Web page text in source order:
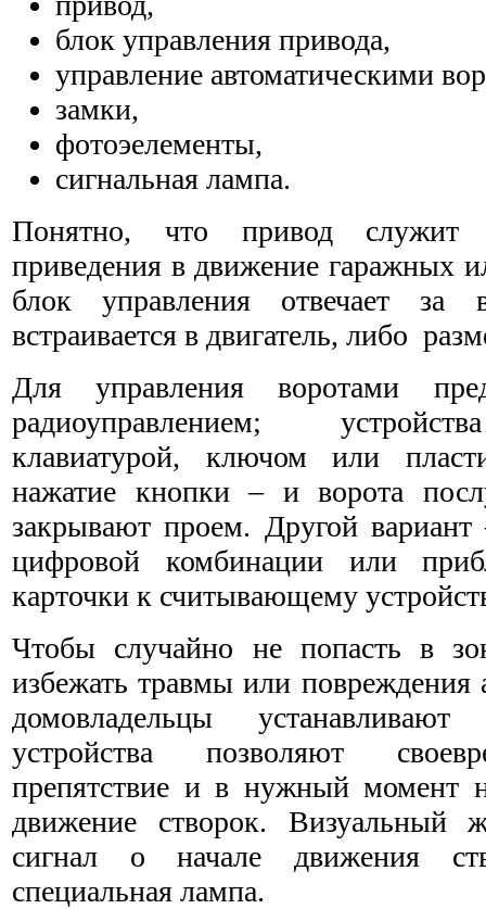
блок управления привода,
управление автоматическими
замки,
фотоэелементы,
сигнальная лампа.
Понятно, что привод служит
приведения в движение гаражных
блок управления отвечает
встраивается в двигатель, либо
Для управления воротами
радиоуправлением;
клавиатурой, ключом или
нажатие кнопки – и ворота
закрывают проем. Другой вариант
цифровой комбинации или
карточки к считывающему
Чтобы случайно не попасть в
избежать травмы или повреждения
домовладельцы
устройства позволяют
препятствие и в нужный момент
движение створок. Визуальный
сигнал о начале движения
специальная лампа.